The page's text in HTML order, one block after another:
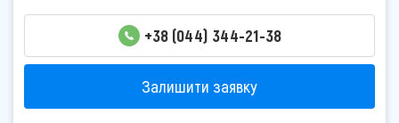
+38 (044) 344-21-38
Залишити заявку